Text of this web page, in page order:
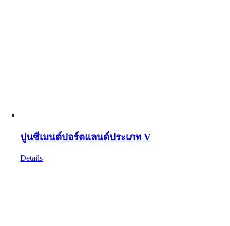
ปูนซีเมนต์ปอร์ตแลนด์ประเภท V
Details